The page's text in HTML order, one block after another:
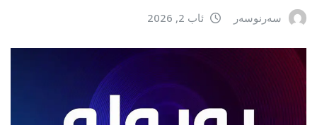
سەرنوسەر ئاب 2, 2026